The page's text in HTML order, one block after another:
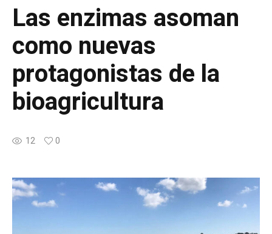
Las enzimas asoman
como nuevas
protagonistas de la
bioagricultura
12 0